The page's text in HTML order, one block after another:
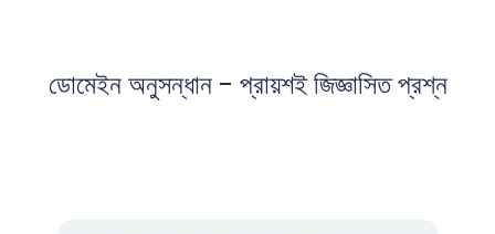
ডোমেইন অনুসন্ধান - প্রায়শই জিজ্ঞাসিত প্রশ্ন